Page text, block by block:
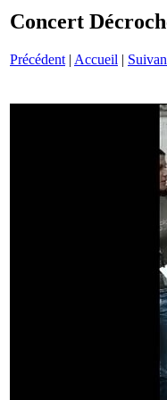
Concert
Précédent | Accueil |